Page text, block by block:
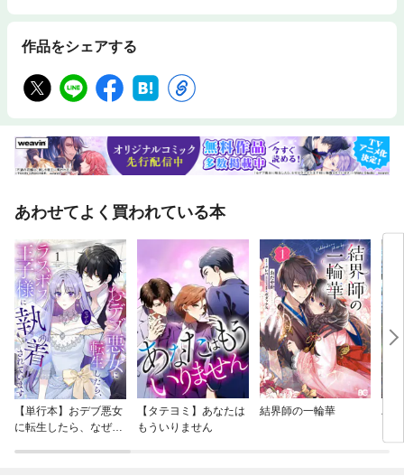
作品をシェアする
あわせてよく買われている本
【単行本】おデブ悪女
に転生したら、なぜか
【タテヨミ】あなたは
もういりません
結界師の一輪華
バ
今